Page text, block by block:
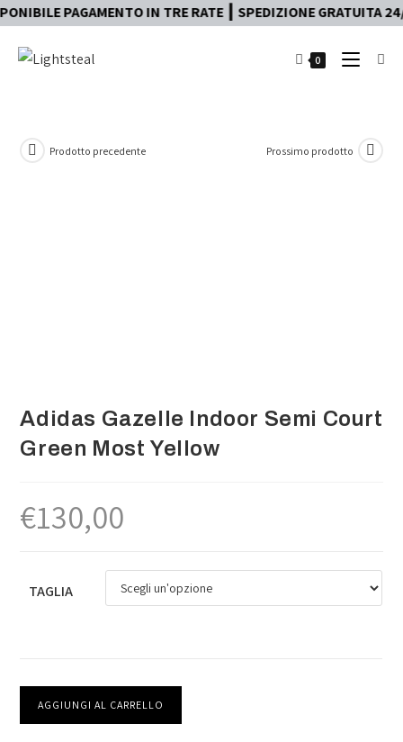
IN TRE RATE ┃ SPEDIZIONE GRATUITA
0
Prodotto precedente Prossimo prodotto
Adidas Gazelle Indoor Semi Court
Green Most Yellow
€130,00
TAGLIA
AGGIUNGI AL CARRELLO